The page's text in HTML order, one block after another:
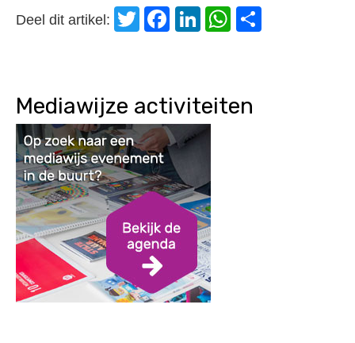
Deel dit artikel: Twitter
Facebook
LinkedIn
WhatsApp
Mediawijze activiteiten